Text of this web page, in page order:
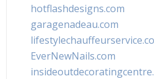
hotflashdesigns.com
garagenadeau.com
EverNewNails.com